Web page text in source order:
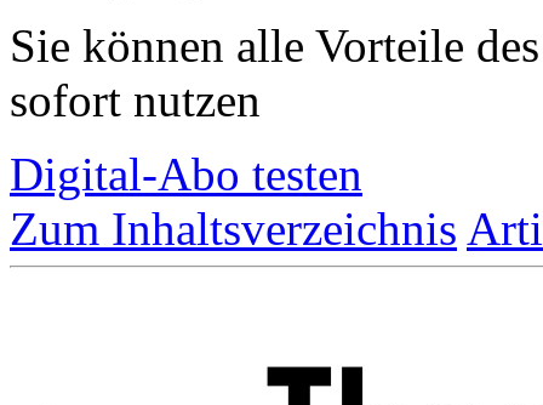
Sie können alle Vorteile
sofort nutzen
Digital-Abo testen
Zum Inhaltsverzeichnis